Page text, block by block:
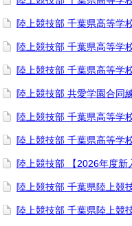
陸上競技部 千葉県高等学
陸上競技部 千葉県高等学
陸上競技部 千葉県高等学
陸上競技部 共愛学園合同
陸上競技部 千葉県高等学
陸上競技部 千葉県高等学
陸上競技部 【2026年度新
陸上競技部 千葉県陸上競
陸上競技部 ⁡千葉県陸上競